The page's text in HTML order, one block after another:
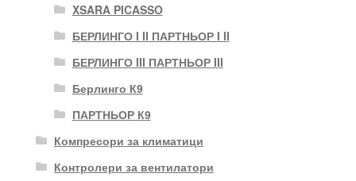
XSARA PICASSO
БЕРЛИНГО I II ПАРТНЬОР I II
БЕРЛИНГО III ПАРТНЬОР III
Берлинго К9
ПАРТНЬОР К9
Компресори за климатици
Контролери за вентилатори